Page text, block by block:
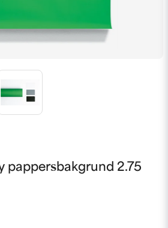
pappersbakgrund 2.75